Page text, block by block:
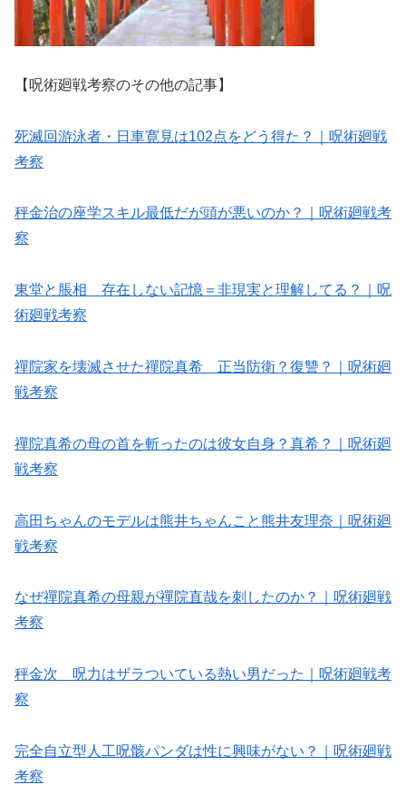
【呪術廻戦考察のその他の記事】
死滅回游泳者・日車寛見は102点をどう得た？｜呪術廻戦
考察
秤金治の座学スキル最低だが頭が悪いのか？｜呪術廻戦考
察
東堂と脹相 存在しない記憶＝非現実と理解してる？｜呪
術廻戦考察
禪院家を壊滅させた禪院真希 正当防衛？復讐？｜呪術廻
戦考察
禪院真希の母の首を斬ったのは彼女自身？真希？｜呪術廻
戦考察
高田ちゃんのモデルは熊井ちゃんこと熊井友理奈｜呪術廻
戦考察
なぜ禪院真希の母親が禪院直哉を刺したのか？｜呪術廻戦
考察
秤金次 呪力はザラついている熱い男だった｜呪術廻戦考
察
完全自立型人工呪骸パンダは性に興味がない？｜呪術廻戦
考察